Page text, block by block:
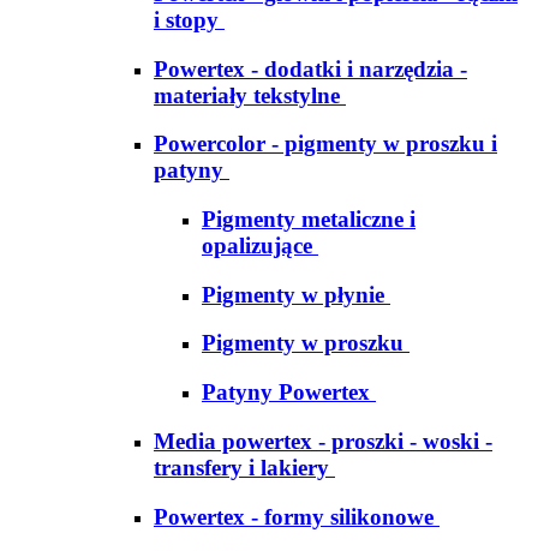
i stopy
Powertex - dodatki i narzędzia -
materiały tekstylne
Powercolor - pigmenty w proszku i
patyny
Pigmenty metaliczne i
opalizujące
Pigmenty w płynie
Pigmenty w proszku
Patyny Powertex
Media powertex - proszki - woski -
transfery i lakiery
Powertex - formy silikonowe